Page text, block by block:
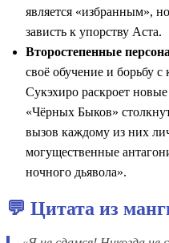
является «избранным»,
зависть к упорству Аста.
Второстепенные
своё обучение и борьбу
Сукэхиро раскроет
«Чёрных Быков»
вызов каждому из них
могущественные
ночного дьявола».
💬 Цитата из